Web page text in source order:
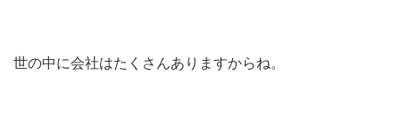
世の中に会社はたくさんありますからね。